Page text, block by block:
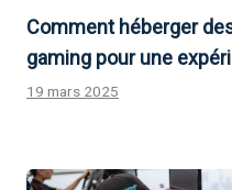
Comment héberger
gaming pour une
19 mars 2025